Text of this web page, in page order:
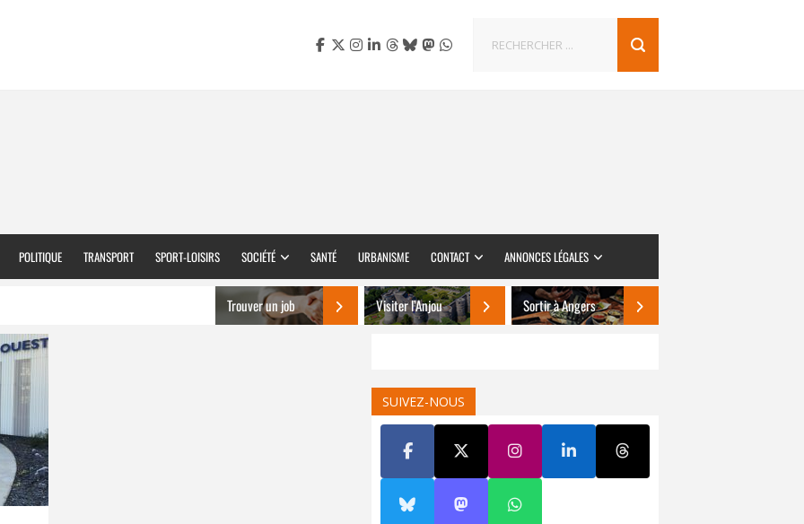
POLITIQUE TRANSPORT SPORT-LOISIRS SOCIÉTÉ SANTÉ URBANISME CONTACT ANNONCES LÉGALES
Trouver un job Visiter l’Anjou Sortir à Angers
SUIVEZ-NOUS